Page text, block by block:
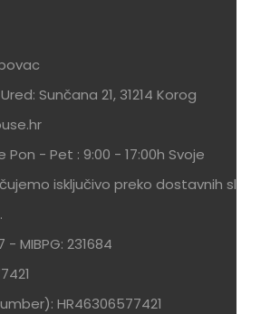
Sunčana 21, 31214 Korog
Pon - Pet : 9:00 - 17:00h Svoje
isključivo preko dostavnih službi
- MIBPG: 231684
HR46306577421